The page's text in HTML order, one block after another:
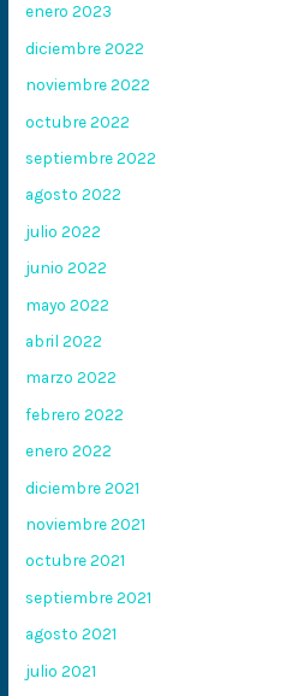
enero 2023
diciembre 2022
noviembre 2022
octubre 2022
septiembre 2022
agosto 2022
julio 2022
junio 2022
mayo 2022
abril 2022
marzo 2022
febrero 2022
enero 2022
diciembre 2021
noviembre 2021
octubre 2021
septiembre 2021
agosto 2021
julio 2021